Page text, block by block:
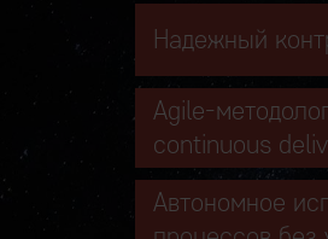
Надежный
Agile-
continuous
Автономное